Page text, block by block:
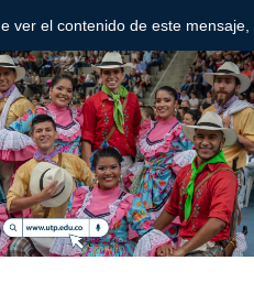
ver el contenido de este mensaje,